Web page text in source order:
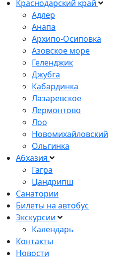
Краснодарский край
Адлер
Анапа
Архипо-Осиповка
Азовское море
Геленджик
Джубга
Кабардинка
Лазаревское
Лермонтово
Лоо
Новомихайловский
Ольгинка
Абхазия
Гагра
Цандрипш
Санатории
Билеты на автобус
Экскурсии
Календарь
Контакты
Новости